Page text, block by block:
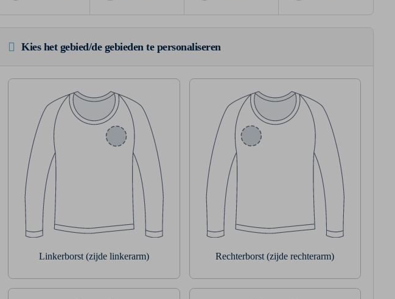
Kies het gebied/de gebieden te personaliseren
Linkerborst (zijde linkerarm) Rechterborst (zijde rechterarm)